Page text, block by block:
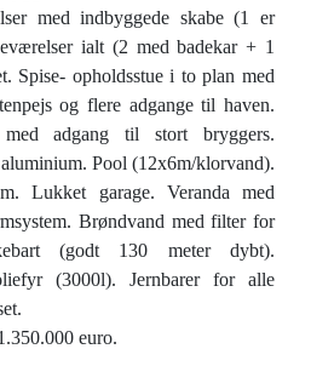
med indbyggede skabe (1 er
ialt (2 med badekar + 1
Spise- opholdsstue i to plan med
og flere adgange til haven.
adgang til stort bryggers.
Pool (12x6m/klorvand).
Lukket garage. Veranda med
Brøndvand med filter for
(godt 130 meter dybt).
(3000l). Jernbarer for alle
euro.